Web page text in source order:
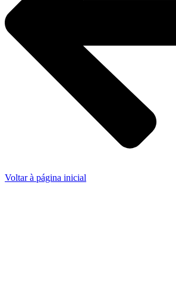
Voltar à página inicial